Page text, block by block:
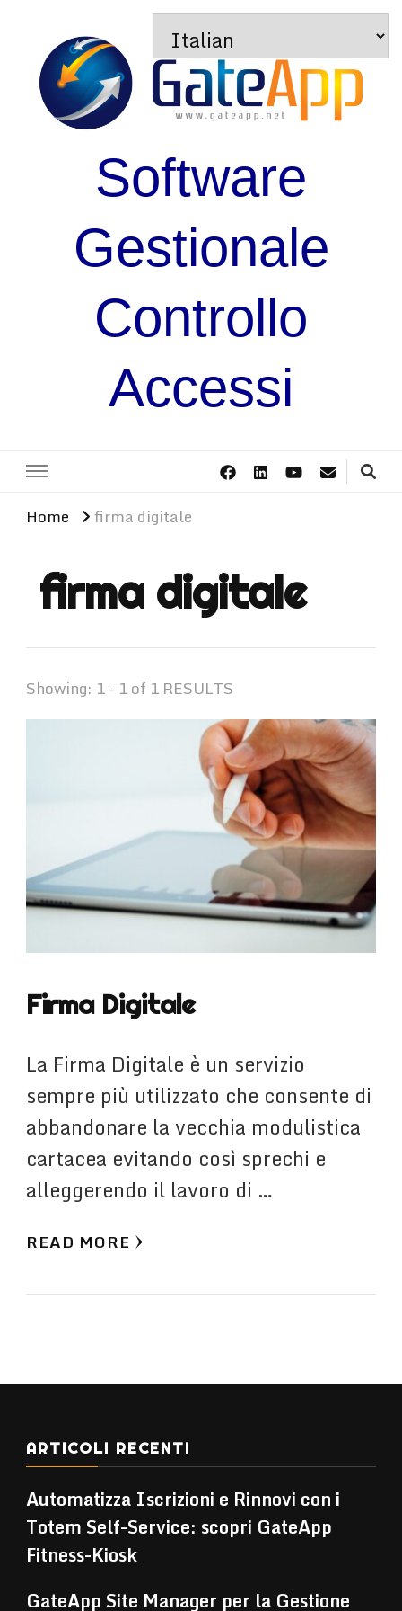
Software
Gestionale
Controllo
Accessi
Home firma digitale
firma digitale
Showing: 1 - 1 of 1 RESULTS
Firma Digitale
La Firma Digitale è un servizio
sempre più utilizzato che consente di
abbandonare la vecchia modulistica
cartacea evitando così sprechi e
alleggerendo il lavoro di …
READ MORE
ARTICOLI RECENTI
Automatizza Iscrizioni e Rinnovi con i
Totem Self-Service: scopri GateApp
Fitness-Kiosk
GateApp Site Manager per la Gestione